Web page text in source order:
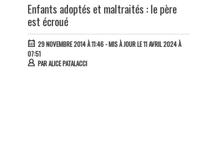
Enfants adoptés et maltraités : le père
est écroué
29 NOVEMBRE 2014 À 11:46- MIS À JOUR LE 11 AVRIL 2024 À
07:51
PARALICE PATALACCI